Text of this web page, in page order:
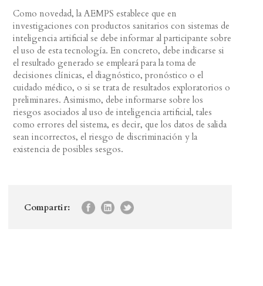
Como novedad, la AEMPS establece que en
investigaciones con productos sanitarios con sistemas de
inteligencia artificial se debe informar al participante sobre
el uso de esta tecnología. En concreto, debe indicarse si
el resultado generado se empleará para la toma de
decisiones clínicas, el diagnóstico, pronóstico o el
cuidado médico, o si se trata de resultados exploratorios o
preliminares. Asimismo, debe informarse sobre los
riesgos asociados al uso de inteligencia artificial, tales
como errores del sistema, es decir, que los datos de salida
sean incorrectos, el riesgo de discriminación y la
existencia de posibles sesgos.
Compartir: